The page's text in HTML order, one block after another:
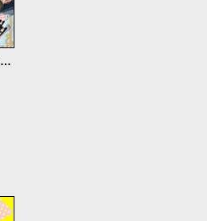
サムライ転移～お侍さんは異世界でもあんまり変わらない～